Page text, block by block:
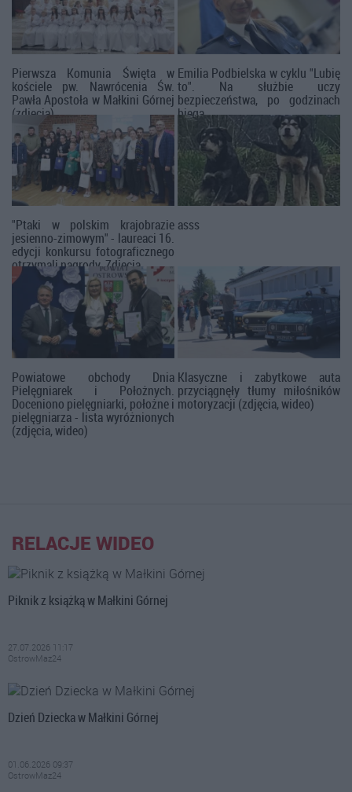
Pierwsza Komunia Święta w
kościele pw. Nawrócenia Św.
Pawła Apostoła w Małkini Górnej
(zdjęcia)
Emilia Podbielska w cyklu "Lubię
to". Na służbie uczy
bezpieczeństwa, po godzinach
biega
"Ptaki w polskim krajobrazie
jesienno-zimowym" - laureaci 16.
edycji konkursu fotograficznego
otrzymali nagrody. Zdjęcia
asss
Powiatowe obchody Dnia
Pielęgniarek i Położnych.
Doceniono pielęgniarki, położne i
pielęgniarza - lista wyróżnionych
(zdjęcia, wideo)
Klasyczne i zabytkowe auta
przyciągnęły tłumy miłośników
motoryzacji (zdjęcia, wideo)
RELACJE WIDEO
Piknik z książką w Małkini Górnej
27.07.2026 11:17
OstrowMaz24
Dzień Dziecka w Małkini Górnej
01.06.2026 09:37
OstrowMaz24